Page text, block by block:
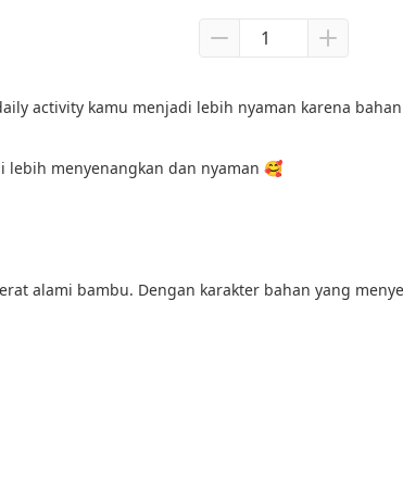
activity kamu menjadi lebih nyaman karena
lebih menyenangkan dan nyaman 🥰
alami bambu. Dengan karakter bahan yang